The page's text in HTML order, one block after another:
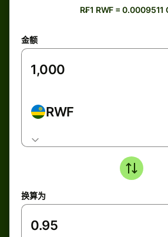
R₣1 RWF = 0.0009511
金额
RWF
换算为